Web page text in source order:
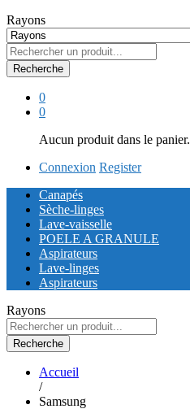
Rayons
Recherche
0
0
Aucun produit dans le panier.
Connexion Register
Canapés
Sèche-linges
Lave-vaisselle
POELE A GRANULE
Aspirateurs
Lave-linges
Aspirateurs
Rayons
Recherche
Accueil
/
Samsung